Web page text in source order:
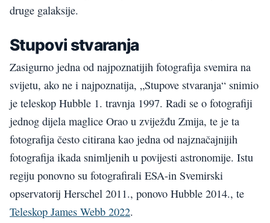
druge galaksije.
Stupovi stvaranja
Zasigurno jedna od najpoznatijih fotografija svemira na
svijetu, ako ne i najpoznatija, „Stupove stvaranja“ snimio
je teleskop Hubble 1. travnja 1997. Radi se o fotografiji
jednog dijela maglice Orao u zviježđu Zmija, te je ta
fotografija često citirana kao jedna od najznačajnijih
fotografija ikada snimljenih u povijesti astronomije. Istu
regiju ponovno su fotografirali ESA-in Svemirski
opservatorij Herschel 2011., ponovo Hubble 2014., te
Teleskop James Webb 2022.